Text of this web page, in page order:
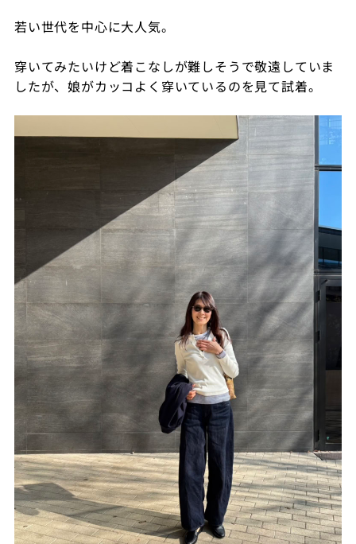
若い世代を中心に大人気。
穿いてみたいけど着こなしが難しそうで敬遠していま
したが、娘がカッコよく穿いているのを見て試着。